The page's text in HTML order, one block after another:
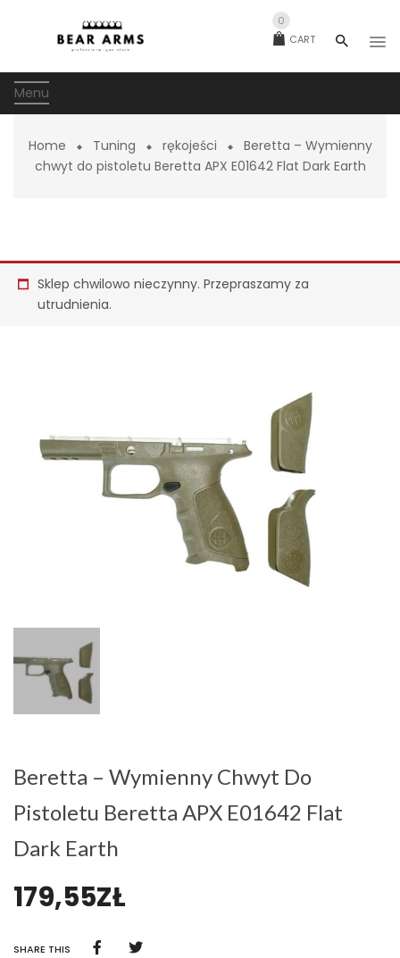
CART
0
Menu
Home Tuning rękojeści
Beretta – Wymienny
chwyt do pistoletu Beretta APX E01642 Flat Dark Earth
Sklep chwilowo nieczynny. Przepraszamy za
utrudnienia.
Beretta – Wymienny Chwyt Do
Pistoletu Beretta APX E01642 Flat
Dark Earth
179,55ZŁ
SHARE THIS